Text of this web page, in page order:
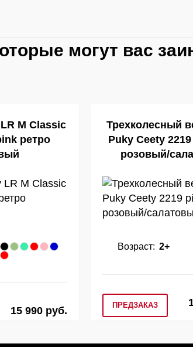
могут вас
M Classic
ретро
15 990 руб.
Трехколесный
Puky Ceety
розовый/
Возраст: 2+
ПРЕДЗАКАЗ